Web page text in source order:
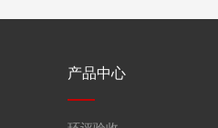
产品中心